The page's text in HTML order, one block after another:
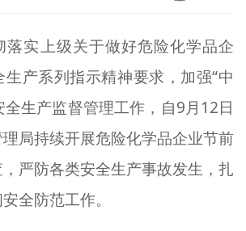
德建设
+
导基金
落实上级关于做好危险化学品企
产系列指示精神要求，加强“中
全生产监督管理工作，自9月12日
局持续开展危险化学品企业节前
严防各类安全生产事故发生，扎
全防范工作。